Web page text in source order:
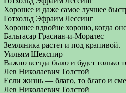
Хорошее и даже самое лучшее
Готхольд Эфраим Лессинг
Хорошее вдвойне хорошо, когда
Бальтасар Грасиан-и-Моралес
Земляника растет и под крапивой.
Уильям Шекспир
Важно всегда было и будет только
Лев Николаевич Толстой
Если жизнь — благо, то благо и
Лев Николаевич Толстой